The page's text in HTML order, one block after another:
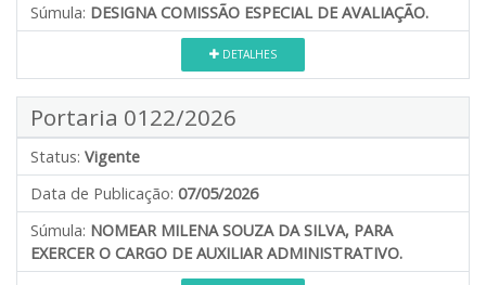
Súmula: DESIGNA COMISSÃO ESPECIAL DE AVALIAÇÃO.
DETALHES
Portaria 0122/2026
Status: Vigente
Data de Publicação: 07/05/2026
Súmula: NOMEAR MILENA SOUZA DA SILVA, PARA
EXERCER O CARGO DE AUXILIAR ADMINISTRATIVO.